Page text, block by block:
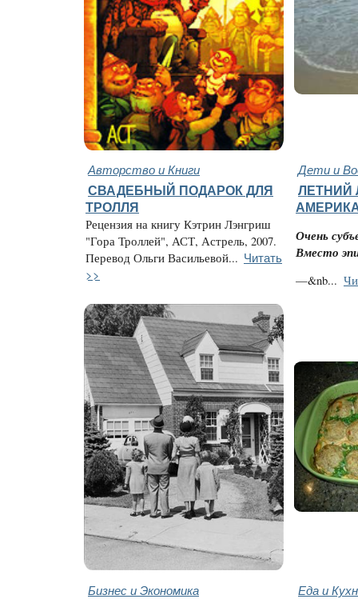
Авторство и Книги Дети и
СВАДЕБНЫЙ ПОДАРОК ДЛЯ
ТРОЛЛЯ
Рецензия на книгу Кэтрин Лэнгриш
"Гора Троллей", АСТ, Астрель, 2007.
Перевод Ольги Васильевой... Читать
>>
ЛЕТНИЙ
Очень
Вместо
—&nb...
Бизнес и Экономика Еда и